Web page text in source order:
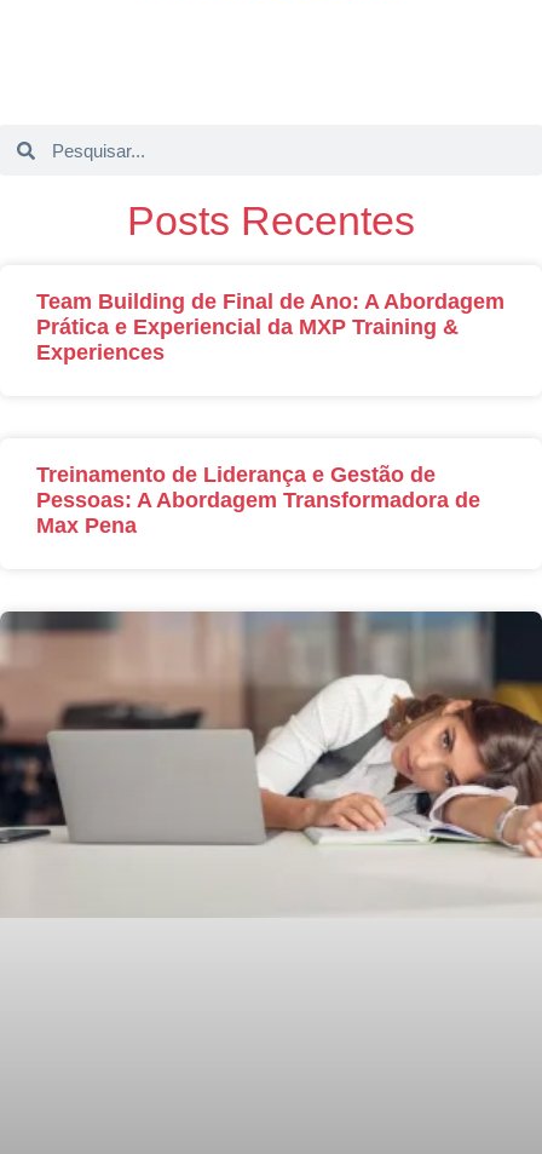
Posts Recentes
Team Building de Final de Ano: A Abordagem
Prática e Experiencial da MXP Training &
Experiences
Treinamento de Liderança e Gestão de
Pessoas: A Abordagem Transformadora de
Max Pena